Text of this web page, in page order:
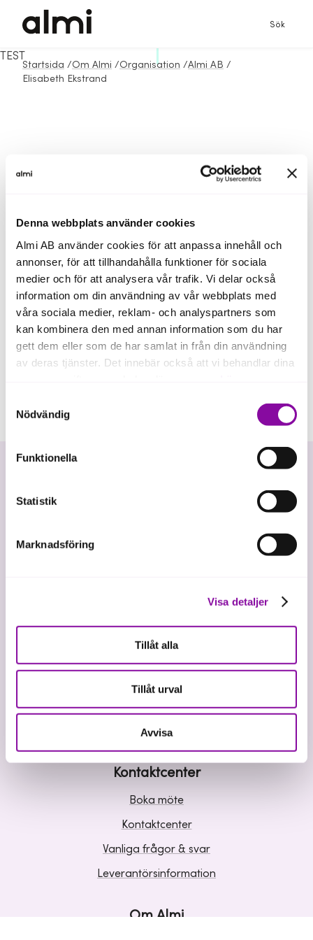
Denna webbplats använder cookies
Almi AB använder cookies för att anpassa innehåll och
annonser, för att tillhandahålla funktioner för sociala
medier och för att analysera vår trafik. Vi delar också
information om din användning av vår webbplats med
våra sociala medier, reklam- och analyspartners som
kan kombinera den med annan information som du har
gett dem eller som de har samlat in från din användning
av deras tjänster. Det innebär också att vi behandlar dina
Om du klickar på avvisa kommer användning av kakor
eller delning av information enligt ovan, inte att ske,
förutom för kakor som är nödvändiga för att hemsidan
ska fungera se mer under inställningar.
Nödvändig
Funktionella
Statistik
Marknadsföring
Visa detaljer
Tillåt alla
Tillåt urval
Avvisa
Sök
Startsida /Om Almi /Organisation /Almi AB /
Elisabeth Ekstrand
TEST
Våra tjänster
Riskkapital
Affärsutveckling
Kunskap och inspiration
Kontaktcenter
Boka möte
Kontaktcenter
Vanliga frågor & svar
Leverantörsinformation
Om Almi